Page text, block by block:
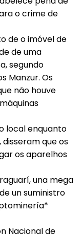
o crime de
de o imóvel de
de uma
segundo
Manzur. Os
não houve
local enquanto
que os
os aparelhos
una mega
un suministro
Nacional de